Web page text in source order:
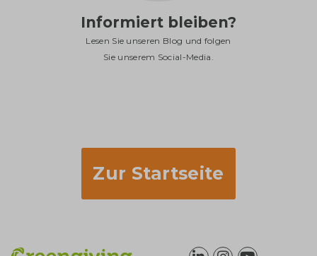
Informiert bleiben?
Lesen Sie unseren Blog und folgen
Sie unserem Social-Media.
Zur Startseite